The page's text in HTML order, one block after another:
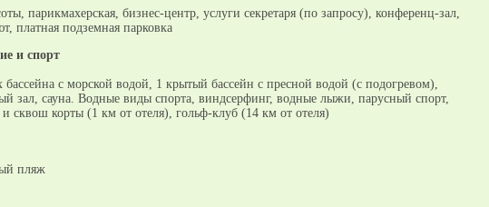
парикмахерская, бизнес-центр, услуги секретаря (по запросу), конференц-зал,
платная подземная парковка
и спорт
бассейна с морской водой, 1 крытый бассейн с пресной водой (с подогревом),
зал, сауна. Водные виды спорта, виндсерфинг, водные лыжи, парусный спорт,
сквош корты (1 км от отеля), гольф-клуб (14 км от отеля)
пляж